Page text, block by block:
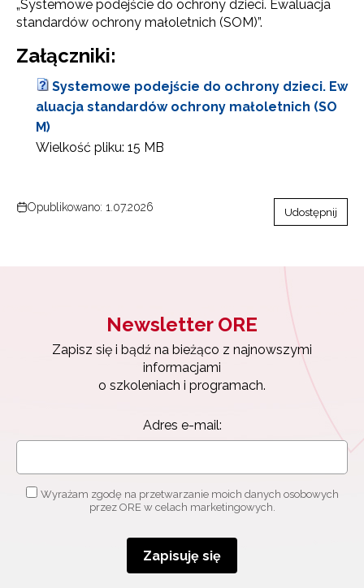
„Systemowe podejście do ochrony dzieci. Ewaluacja
standardów ochrony małoletnich (SOM)”.
Załączniki:
Systemowe podejście do ochrony dzieci. Ew
aluacja standardów ochrony małoletnich (SO
M)
Wielkość pliku: 15 MB
Opublikowano: 1.07.2026 Udostępnij
Newsletter ORE
Zapisz się i bądź na bieżąco z najnowszymi
informacjami
o szkoleniach i programach.
Adres e-mail:
Wyrażam zgodę na przetwarzanie moich danych osobowych
przez ORE w celach marketingowych.
Zapisuję się
Newsletter ORE
Zapisz się i bądź na bieżąco z najnowszymi
Adres e-mail:
Wyrażam zgodę na przetwarzanie moich danych
osobowych przez ORE w celach marketingowych.